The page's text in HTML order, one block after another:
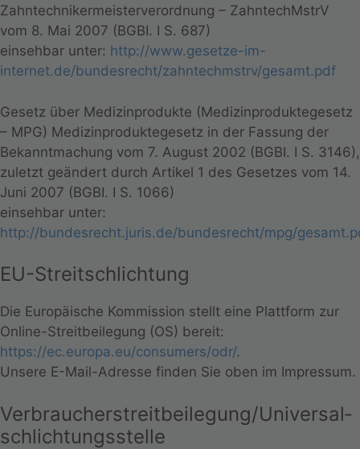
Zahntechnikermeisterverordnung – ZahntechMstrV
vom 8. Mai 2007 (BGBI. I S. 687)
einsehbar unter: http://www.gesetze-im-
internet.de/bundesrecht/zahntechmstrv/gesamt.pdf
Gesetz über Medizinprodukte (Medizinproduktegesetz
– MPG) Medizinproduktegesetz in der Fassung der
Bekanntmachung vom 7. August 2002 (BGBI. I S. 3146),
zuletzt geändert durch Artikel 1 des Gesetzes vom 14.
Juni 2007 (BGBI. I S. 1066)
einsehbar unter:
http://bundesrecht.juris.de/bundesrecht/mpg/
EU-Streitschlichtung
Die Europäische Kommission stellt eine Plattform zur
Online-Streitbeilegung (OS) bereit:
https://ec.europa.eu/consumers/odr/.
Unsere E-Mail-Adresse finden Sie oben im Impressum.
Verbraucher­streit­beilegung/Universal­
schlichtungs­stelle